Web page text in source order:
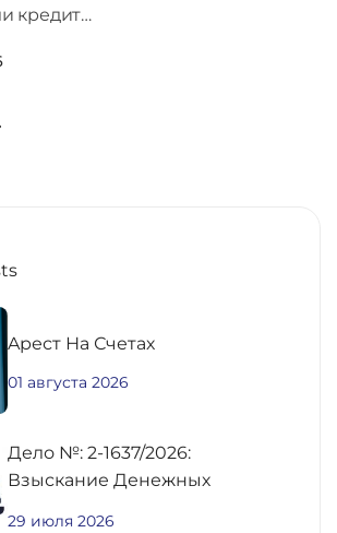
кредит…
Aрест На Счетах
01 августа 2026
Дело №: 2-1637/2026:
Взыскание Денежных
29 июля 2026